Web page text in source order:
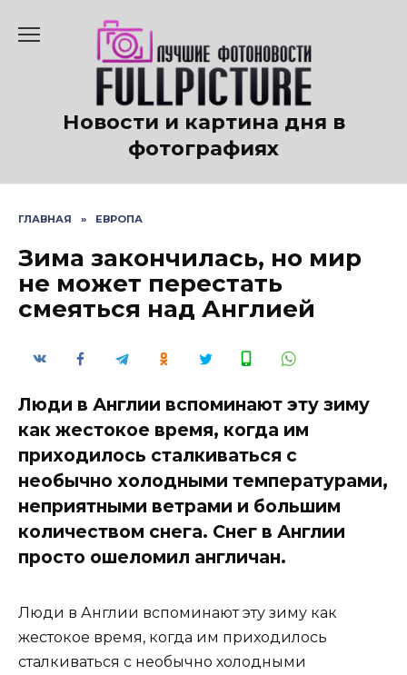
содержанию
Новости и картина дня в
фотографиях
ГЛАВНАЯ » ЕВРОПА
Зима закончилась, но мир
не может перестать
смеяться над Англией
Люди в Англии вспоминают эту зиму
как жестокое время, когда им
приходилось сталкиваться с
необычно холодными температурами,
неприятными ветрами и большим
количеством снега. Снег в Англии
просто ошеломил англичан.
Люди в Англии вспоминают эту зиму как
жестокое время, когда им приходилось
сталкиваться с необычно холодными